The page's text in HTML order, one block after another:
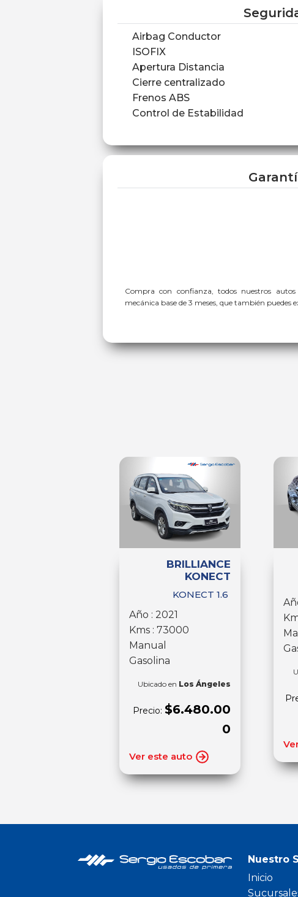
Airbag Conductor
ISOFIX
Apertura Distancia
Cierre centralizado
Frenos ABS
Control de Estabilidad
Compra con confianza, todos nuestros
mecánica base de 3 meses, que también puedes
BRILLIANCE
KONECT
KONECT 1.6
Año : 2021
Kms : 73000
Manual
Gasolina
Ubicado en Los Ángeles
Precio: $6.480.00
0
Ver este auto
Nuestro
Inicio